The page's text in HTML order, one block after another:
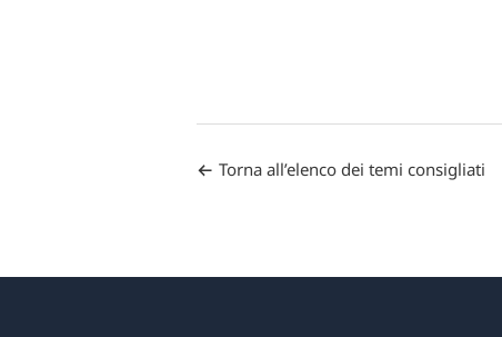
Torna all’elenco dei temi consigliati